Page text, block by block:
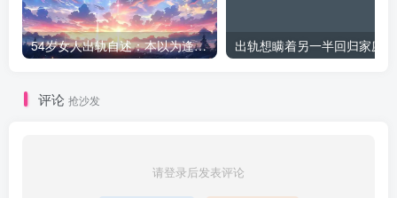
54岁女人出轨自述：本以为逢场作戏
评论 抢沙发
请登录后发表评论